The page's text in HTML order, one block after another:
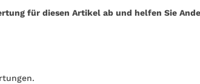
für diesen Artikel ab und helfen Sie